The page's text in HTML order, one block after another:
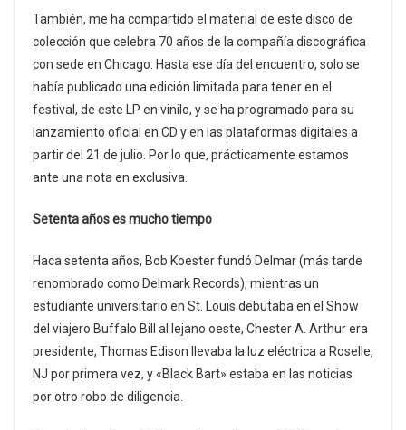
También, me ha compartido el material de este disco de
colección que celebra 70 años de la compañía discográfica
con sede en Chicago. Hasta ese día del encuentro, solo se
había publicado una edición limitada para tener en el
festival, de este LP en vinilo, y se ha programado para su
lanzamiento oficial en CD y en las plataformas digitales a
partir del 21 de julio. Por lo que, prácticamente estamos
ante una nota en exclusiva.
Setenta años es mucho tiempo
Haca setenta años, Bob Koester fundó Delmar (más tarde
renombrado como Delmark Records), mientras un
estudiante universitario en St. Louis debutaba en el Show
del viajero Buffalo Bill al lejano oeste, Chester A. Arthur era
presidente, Thomas Edison llevaba la luz eléctrica a Roselle,
NJ por primera vez, y «Black Bart» estaba en las noticias
por otro robo de diligencia.